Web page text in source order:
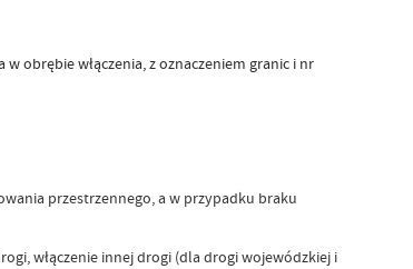
obrębie włączenia, z oznaczeniem granic i nr
przestrzennego, a w przypadku braku
włączenie innej drogi (dla drogi wojewódzkiej i